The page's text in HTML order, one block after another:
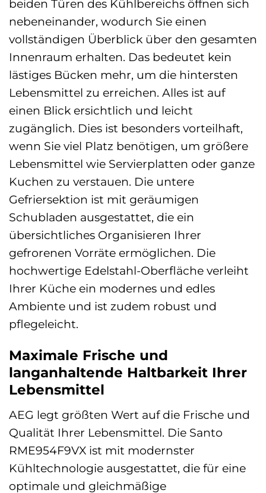
beiden Türen des Kühlbereichs öffnen sich
nebeneinander, wodurch Sie einen
vollständigen Überblick über den gesamten
Innenraum erhalten. Das bedeutet kein
lästiges Bücken mehr, um die hintersten
Lebensmittel zu erreichen. Alles ist auf
einen Blick ersichtlich und leicht
zugänglich. Dies ist besonders vorteilhaft,
wenn Sie viel Platz benötigen, um größere
Lebensmittel wie Servierplatten oder ganze
Kuchen zu verstauen. Die untere
Gefriersektion ist mit geräumigen
Schubladen ausgestattet, die ein
übersichtliches Organisieren Ihrer
gefrorenen Vorräte ermöglichen. Die
hochwertige Edelstahl-Oberfläche verleiht
Ihrer Küche ein modernes und edles
Ambiente und ist zudem robust und
pflegeleicht.
Maximale Frische und
langanhaltende Haltbarkeit Ihrer
Lebensmittel
AEG legt größten Wert auf die Frische und
Qualität Ihrer Lebensmittel. Die Santo
RME954F9VX ist mit modernster
Kühltechnologie ausgestattet, die für eine
optimale und gleichmäßige